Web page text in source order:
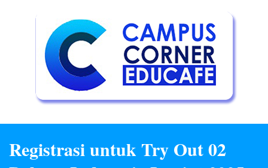
Registrasi untuk Try Out 02